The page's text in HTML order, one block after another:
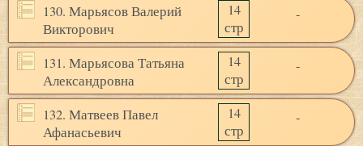
130. Марьясов Валерий
Викторович
14
стр
-
131. Марьясова Татьяна
Александровна
14
стр
-
132. Матвеев Павел
Афанасьевич
14
стр
-